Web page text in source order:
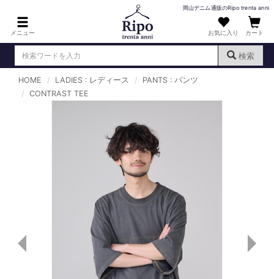
メニュー
岡山デニム通販のRipo trenta anni
お気に入り カート
検索
ログイン （新規会員登録
T-SHIRT : Tシャツ
KNIT : ニット
SHIRT : シャツ
HOME LADIES : レディース
PANTS : パンツ
CONTRAST TEE